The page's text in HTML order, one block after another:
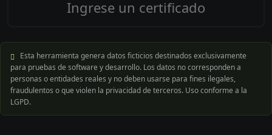
Esta herramienta genera datos ficticios destinados exclusivamente
para pruebas de software y desarrollo. Los datos no corresponden a
personas o entidades reales y no deben usarse para fines ilegales,
fraudulentos o que violen la privacidad de terceros. Uso conforme a la
LGPD.